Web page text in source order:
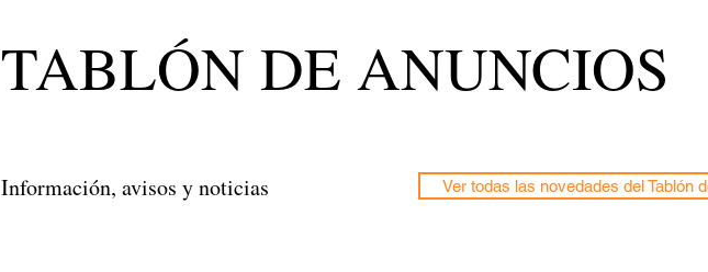
TABLÓN DE ANUNCIOS
Información, avisos y noticias Ver todas las novedades del Tablón